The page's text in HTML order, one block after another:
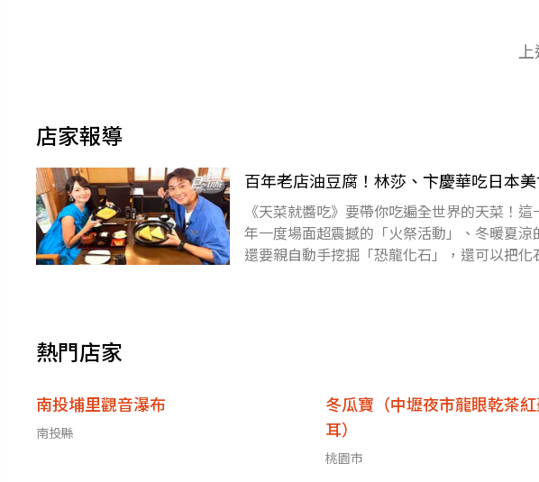
店家報導
百年老店油豆腐！林莎、卞慶華吃日本
《天菜就醬吃》要帶你吃遍全世界的天菜！
年一度場面超震撼的「火祭活動」、冬暖夏
還要親自動手挖掘「恐龍化石」，還可以把
熱門店家
南投埔里觀音瀑布
南投縣
冬瓜寶（中壢夜市龍眼乾茶
耳）
桃園市